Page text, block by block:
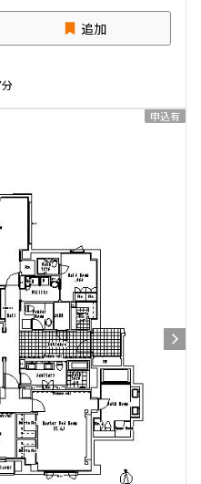
追加
申込有